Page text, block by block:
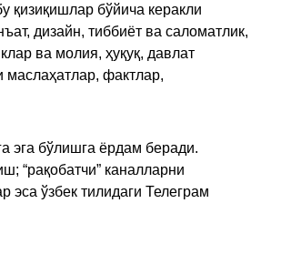
қизиқишлар бўйича керакли
дизайн, тиббиёт ва саломатлик,
ва молия, ҳуқуқ, давлат
фактлар,
эга бўлишга ёрдам беради.
“рақобатчи” каналларни
эса ўзбек тилидаги Телеграм